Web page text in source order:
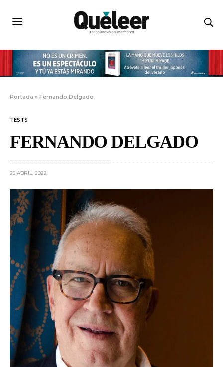
Portada »Fernando Delgado
TESTS
FERNANDO DELGADO
29 ABRIL, 2022